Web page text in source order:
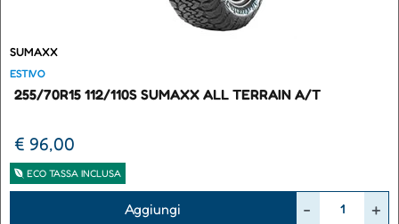
SUMAXX
ESTIVO
255/70R15 112/110S SUMAXX ALL TERRAIN A/T
€ 96,00
ECO TASSA INCLUSA
Aggiungi